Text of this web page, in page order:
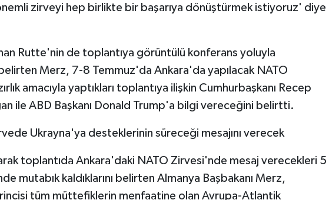
zirveyi hep birlikte bir başarıya dönüştürmek istiyoruz' diye
Rutte'nin de toplantıya görüntülü konferans yoluyla
belirten Merz, 7-8 Temmuz'da Ankara'da yapılacak NATO
amacıyla yaptıkları toplantıya ilişkin Cumhurbaşkanı Recep
ile ABD Başkanı Donald Trump'a bilgi vereceğini belirtti.
Ukrayna'ya desteklerinin süreceği mesajını verecek
toplantıda Ankara'daki NATO Zirvesi'nde mesaj verecekleri 5
mutabık kaldıklarını belirten Almanya Başbakanı Merz,
tüm müttefiklerin menfaatine olan Avrupa-Atlantik